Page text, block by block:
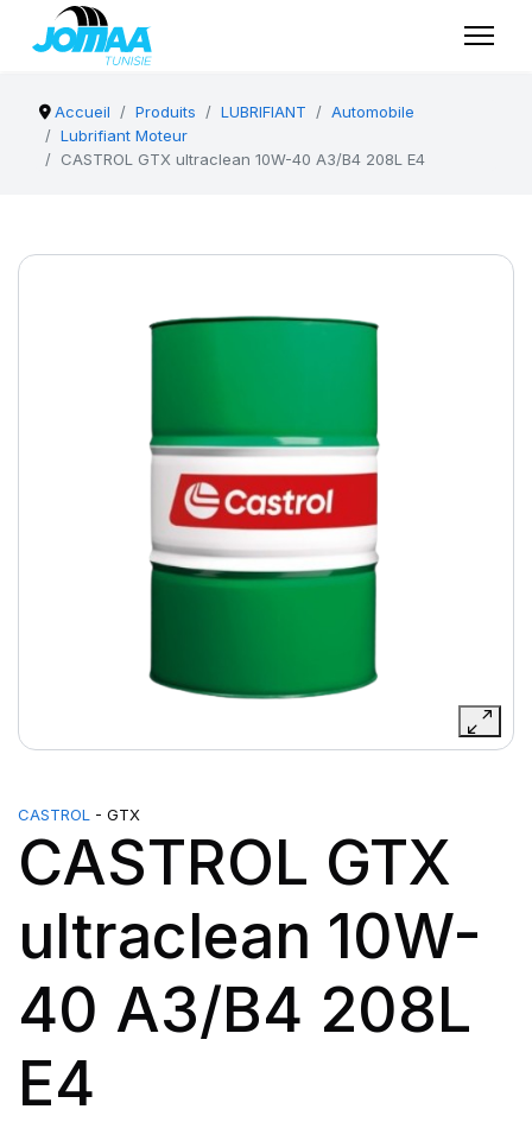
Accueil Produits LUBRIFIANT
Automobile
Lubrifiant Moteur
CASTROL GTX ultraclean 10W-40 A3/B4 208L E4
CASTROL - GTX
CASTROL GTX
ultraclean 10W-
40 A3/B4 208L
E4